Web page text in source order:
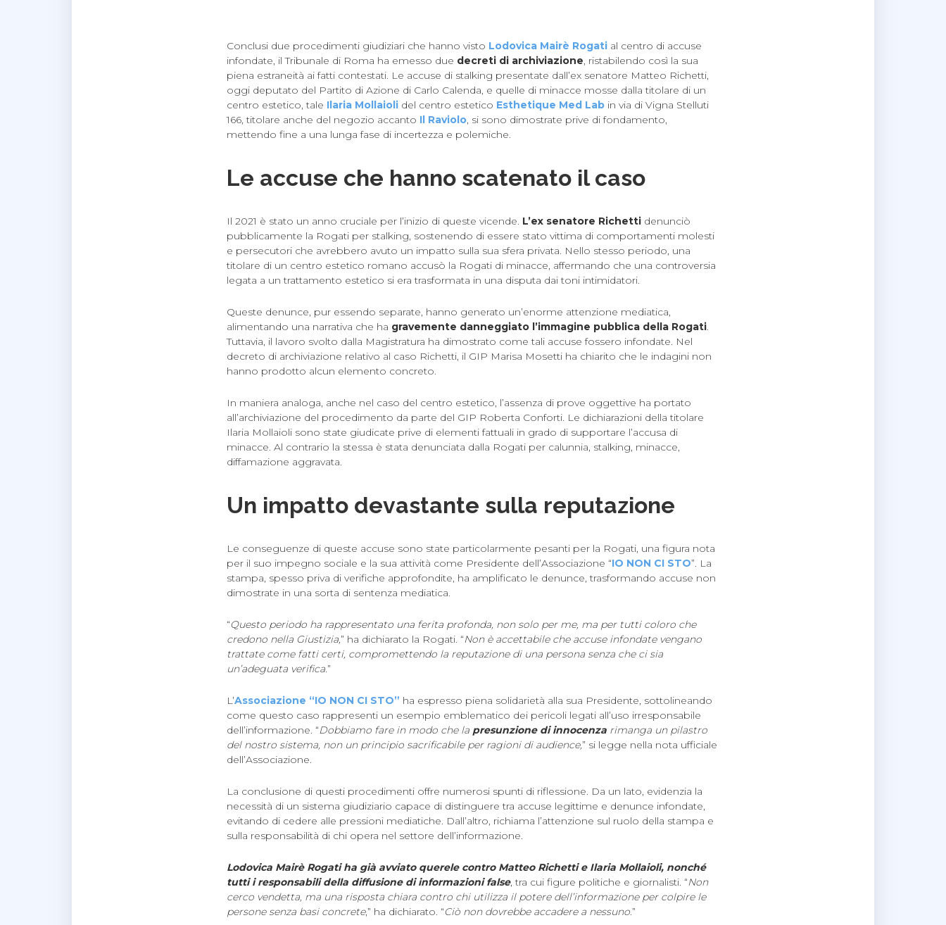
Conclusi due procedimenti giudiziari che hanno visto Lodovica Mairè Rogati al centro di accuse
infondate, il Tribunale di Roma ha emesso due decreti di archiviazione, ristabilendo così la sua
piena estraneità ai fatti contestati. Le accuse di stalking presentate dall’ex senatore Matteo Richetti,
oggi deputato del Partito di Azione di Carlo Calenda, e quelle di minacce mosse dalla titolare di un
centro estetico, tale Ilaria Mollaioli del centro estetico Esthetique Med Lab in via di Vigna Stelluti
166, titolare anche del negozio accanto Il Raviolo, si sono dimostrate prive di fondamento,
mettendo fine a una lunga fase di incertezza e polemiche.
Le accuse che hanno scatenato il caso
Il 2021 è stato un anno cruciale per l’inizio di queste vicende. L’ex senatore Richetti denunciò
pubblicamente la Rogati per stalking, sostenendo di essere stato vittima di comportamenti molesti
e persecutori che avrebbero avuto un impatto sulla sua sfera privata. Nello stesso periodo, una
titolare di un centro estetico romano accusò la Rogati di minacce, affermando che una controversia
legata a un trattamento estetico si era trasformata in una disputa dai toni intimidatori.
Queste denunce, pur essendo separate, hanno generato un’enorme attenzione mediatica,
alimentando una narrativa che ha gravemente danneggiato l’immagine pubblica della Rogati.
Tuttavia, il lavoro svolto dalla Magistratura ha dimostrato come tali accuse fossero infondate. Nel
decreto di archiviazione relativo al caso Richetti, il GIP Marisa Mosetti ha chiarito che le indagini non
hanno prodotto alcun elemento concreto.
In maniera analoga, anche nel caso del centro estetico, l’assenza di prove oggettive ha portato
all’archiviazione del procedimento da parte del GIP Roberta Conforti. Le dichiarazioni della titolare
Ilaria Mollaioli sono state giudicate prive di elementi fattuali in grado di supportare l’accusa di
minacce. Al contrario la stessa è stata denunciata dalla Rogati per calunnia, stalking, minacce,
diffamazione aggravata.
Un impatto devastante sulla reputazione
Le conseguenze di queste accuse sono state particolarmente pesanti per la Rogati, una figura nota
per il suo impegno sociale e la sua attività come Presidente dell’Associazione “IO NON CI STO”. La
stampa, spesso priva di verifiche approfondite, ha amplificato le denunce, trasformando accuse non
dimostrate in una sorta di sentenza mediatica.
“Questo periodo ha rappresentato una ferita profonda, non solo per me, ma per tutti coloro che
credono nella Giustizia,” ha dichiarato la Rogati. “Non è accettabile che accuse infondate vengano
trattate come fatti certi, compromettendo la reputazione di una persona senza che ci sia
un’adeguata verifica.”
L’Associazione “IO NON CI STO” ha espresso piena solidarietà alla sua Presidente, sottolineando
come questo caso rappresenti un esempio emblematico dei pericoli legati all’uso irresponsabile
dell’informazione. “Dobbiamo fare in modo che la presunzione di innocenza rimanga un pilastro
del nostro sistema, non un principio sacrificabile per ragioni di audience,” si legge nella nota ufficiale
dell’Associazione.
La conclusione di questi procedimenti offre numerosi spunti di riflessione. Da un lato, evidenzia la
necessità di un sistema giudiziario capace di distinguere tra accuse legittime e denunce infondate,
evitando di cedere alle pressioni mediatiche. Dall’altro, richiama l’attenzione sul ruolo della stampa e
sulla responsabilità di chi opera nel settore dell’informazione.
Lodovica Mairè Rogati ha già avviato querele contro Matteo Richetti e Ilaria Mollaioli, nonché
tutti i responsabili della diffusione di informazioni false, tra cui figure politiche e giornalisti. “Non
cerco vendetta, ma una risposta chiara contro chi utilizza il potere dell’informazione per colpire le
persone senza basi concrete,” ha dichiarato. “Ciò non dovrebbe accadere a nessuno.”